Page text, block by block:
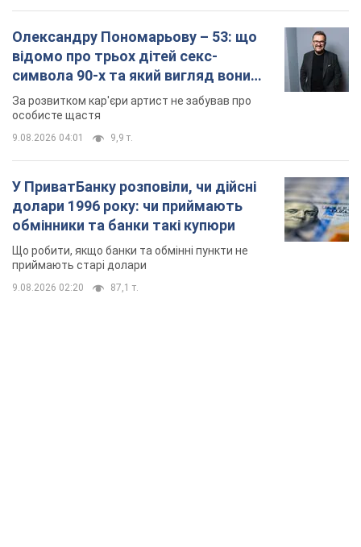
Олександру Пономарьову – 53: що
відомо про трьох дітей секс-
символа 90-х та який вигляд вони
мають
За розвитком кар'єри артист не забував про
особисте щастя
9.08.2026 04:01 9,9 т.
У ПриватБанку розповіли, чи дійсні
долари 1996 року: чи приймають
обмінники та банки такі купюри
Що робити, якщо банки та обмінні пункти не
приймають старі долари
9.08.2026 02:20 87,1 т.